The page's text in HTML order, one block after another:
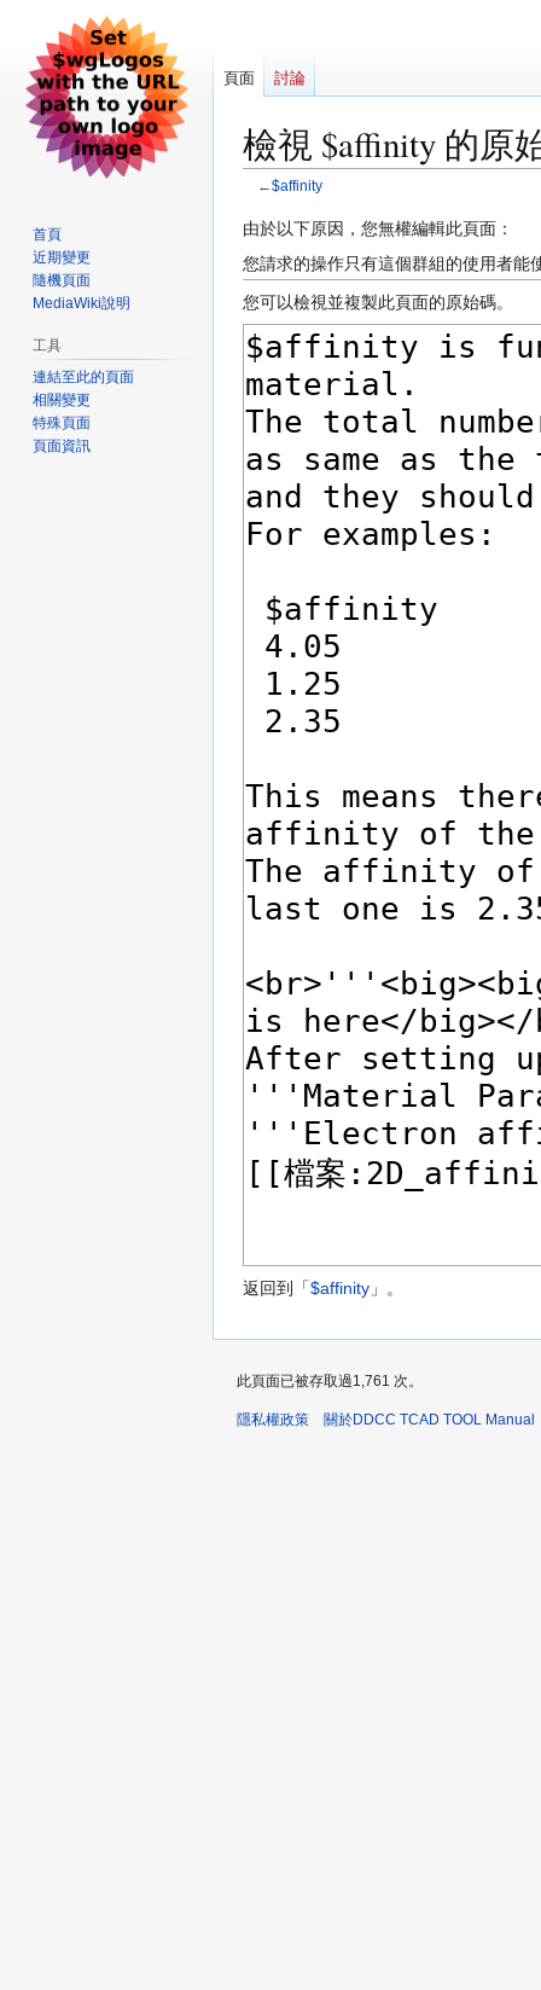
檢視 $affinity 的原
←$affinity
跳
至
導
覽
跳
至
搜
尋
由於以下原因，您無權編輯此頁面：
您請求的操作只有這個群組的使用者能
您可以檢視並複製此頁面的原始碼。
返回到「$affinity 」。
頁面 討論
首頁
近期變更
隨機頁面
MediaWiki說明
工具
連結至此的頁面
相關變更
特殊頁面
頁面資訊
此頁面已被存取過1,761 次。
隱私權政策 關於DDCC TCAD TOOL Manual